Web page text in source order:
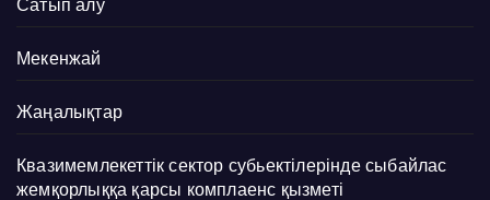
Сатып алу
Мекенжай
Жаңалықтар
Квазимемлекеттік сектор субьектілерінде сыбайлас
жемқорлыққа қарсы комплаенс қызметі